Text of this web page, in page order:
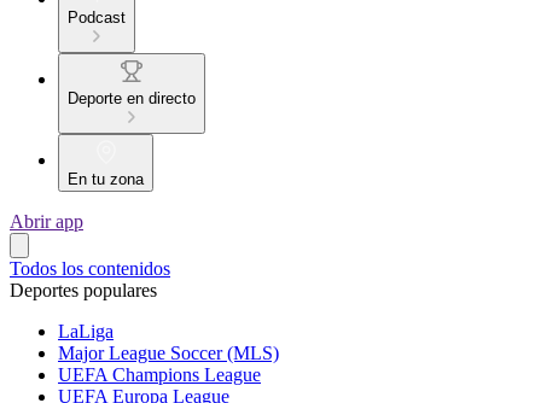
Podcast
Deporte en directo
En tu zona
Abrir app
Todos los contenidos
Deportes populares
LaLiga
Major League Soccer (MLS)
UEFA Champions League
UEFA Europa League